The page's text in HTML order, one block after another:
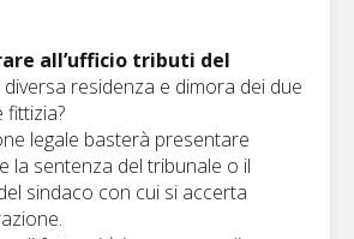
all’ufficio tributi del
diversa residenza e dimora dei due
fittizia?
legale basterà presentare
la sentenza del tribunale o il
sindaco con cui si accerta